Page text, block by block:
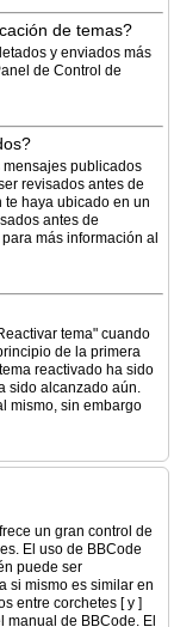
de temas?
y enviados más
de Control de
publicados
revisados antes de
haya ubicado en un
antes de
más información al
tema" cuando
de la primera
reactivado ha sido
sido alcanzado aún.
mismo, sin embargo
un gran control de
El uso de BBCode
puede ser
si mismo es similar en
entre corchetes [ y ]
manual de BBCode. El